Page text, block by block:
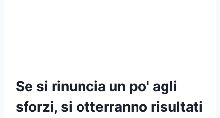
Se si rinuncia un po' agli
sforzi, si otterranno risultati